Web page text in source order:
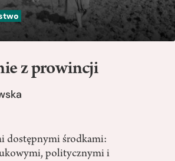
z prowincji
dostępnymi środkami:
politycznymi i